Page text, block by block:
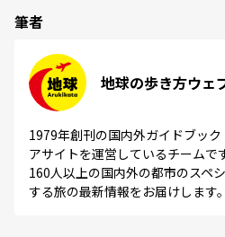
筆者
地球の歩き方ウェ
1979年創刊の国内外ガイドブッ
アサイトを運営しているチームで
160人以上の国内外の都市のスペ
する旅の最新情報をお届けします。